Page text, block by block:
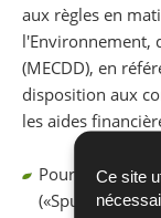
Ce site
aux règles en
l'Environnement,
(MECDD), en
disposition aux
les aides
Pour